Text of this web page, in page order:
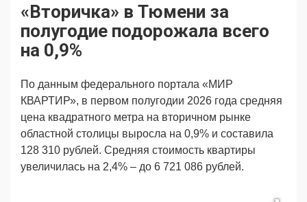
Продвижение
Ещё
«Вторичка» в Тюмени за
полугодие подорожала всего
на 0,9%
По данным федерального портала «МИР
КВАРТИР», в первом полугодии 2026 года средняя
цена квадратного метра на вторичном рынке
областной столицы выросла на 0,9% и составила
128 310 рублей. Средняя стоимость квартиры
увеличилась на 2,4% – до 6 721 086 рублей.